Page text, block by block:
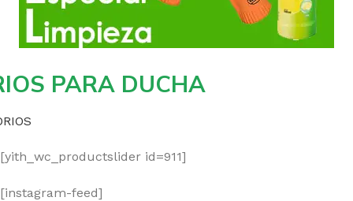
PARA DUCHA
[yith_wc_productslider id=911]
[instagram-feed]